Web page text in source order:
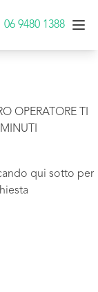
06 9480 1388
OPERATORE TI
qui sotto per